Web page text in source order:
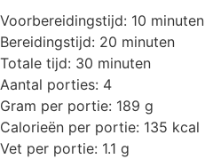
Voorbereidingstijd: 10 minuten
Bereidingstijd: 20 minuten
Totale tijd: 30 minuten
Aantal porties: 4
Gram per portie: 189 g
Calorieën per portie: 135 kcal
Vet per portie: 1.1 g